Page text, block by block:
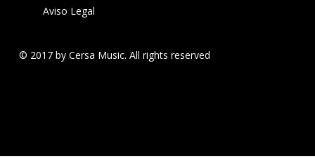
Aviso Legal
© 2017 by Cersa Music. All rights reserved